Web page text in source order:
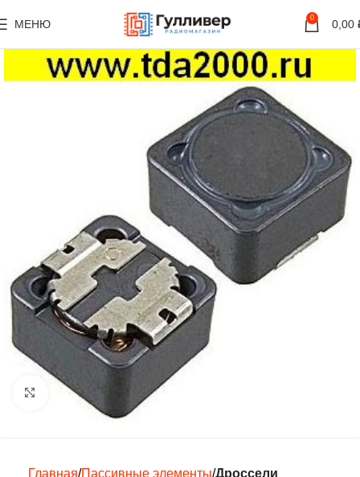
МЕНЮ 0 0,00
Нажмите, чтобы увеличить
Главная Пассивные элементы Дроссели